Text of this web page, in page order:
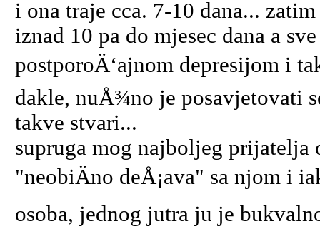
i ona traje cca. 7-10 dana...
iznad 10 pa do mjesec dana a
postporoÄ‘ajnom depresijom i
dakle, nuÅ¾no je posavjetovati
takve stvari...
supruga mog najboljeg prijatelja
"neobiÄno deÅ¡ava" sa njom i
osoba, jednog jutra ju je